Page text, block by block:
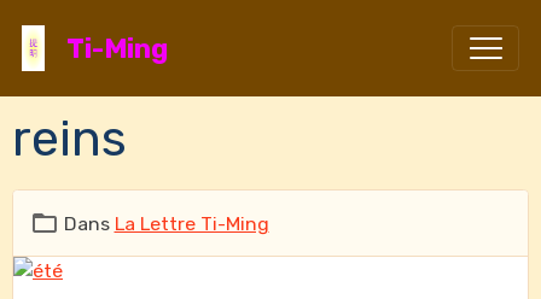
Ti-Ming
reins
Dans La Lettre Ti-Ming